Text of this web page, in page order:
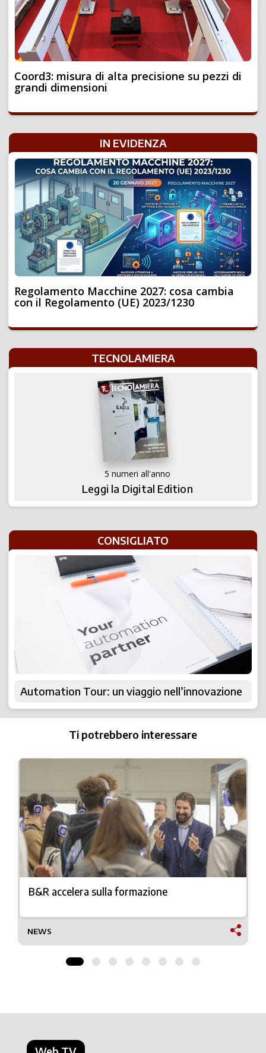
Coord3: misura di alta precisione su pezzi di
grandi dimensioni
IN EVIDENZA
Regolamento Macchine 2027: cosa cambia
con il Regolamento (UE) 2023/1230
TECNOLAMIERA
5 numeri all'anno
Leggi la Digital Edition
CONSIGLIATO
Automation Tour: un viaggio nell’innovazione
Ti potrebbero interessare
B&R accelera sulla formazione
NEWS